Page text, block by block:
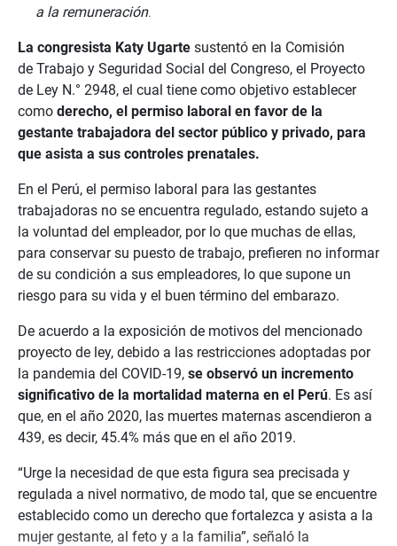
a la remuneración.
La congresista Katy Ugarte sustentó en la Comisión
de Trabajo y Seguridad Social del Congreso, el Proyecto
de Ley N.° 2948, el cual tiene como objetivo establecer
como derecho, el permiso laboral en favor de la
gestante trabajadora del sector público y privado, para
que asista a sus controles prenatales.
En el Perú, el permiso laboral para las gestantes
trabajadoras no se encuentra regulado, estando sujeto a
la voluntad del empleador, por lo que muchas de ellas,
para conservar su puesto de trabajo, prefieren no informar
de su condición a sus empleadores, lo que supone un
riesgo para su vida y el buen término del embarazo.
De acuerdo a la exposición de motivos del mencionado
proyecto de ley, debido a las restricciones adoptadas por
la pandemia del COVID-19, se observó un incremento
significativo de la mortalidad materna en el Perú. Es así
que, en el año 2020, las muertes maternas ascendieron a
439, es decir, 45.4% más que en el año 2019.
“Urge la necesidad de que esta figura sea precisada y
regulada a nivel normativo, de modo tal, que se encuentre
establecido como un derecho que fortalezca y asista a la
mujer gestante, al feto y a la familia”, señaló la